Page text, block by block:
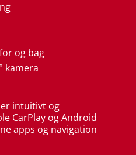
og bag
kamera
intuitivt og
CarPlay og Android
apps og navigation